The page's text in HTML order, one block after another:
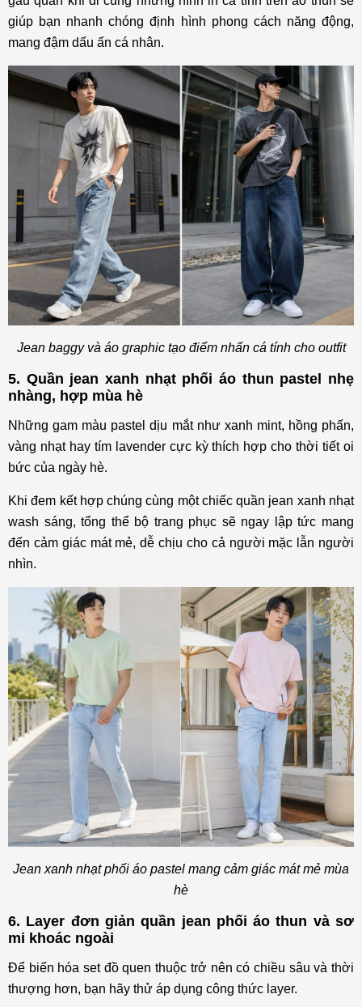
giúp bạn nhanh chóng định hình phong cách năng động,
mang đậm dấu ấn cá nhân.
Jean baggy và áo graphic tạo điểm nhấn cá tính cho outfit
5. Quần jean xanh nhạt phối áo thun pastel nhẹ
nhàng, hợp mùa hè
Những gam màu pastel dịu mắt như xanh mint, hồng phấn,
vàng nhạt hay tím lavender cực kỳ thích hợp cho thời tiết oi
bức của ngày hè.
Khi đem kết hợp chúng cùng một chiếc quần jean xanh nhạt
wash sáng, tổng thể bộ trang phục sẽ ngay lập tức mang
đến cảm giác mát mẻ, dễ chịu cho cả người mặc lẫn người
nhìn.
Jean xanh nhạt phối áo pastel mang cảm giác mát mẻ mùa
hè
6. Layer đơn giản quần jean phối áo thun và sơ
mi khoác ngoài
Để biến hóa set đồ quen thuộc trở nên có chiều sâu và thời
thượng hơn, bạn hãy thử áp dụng công thức layer.